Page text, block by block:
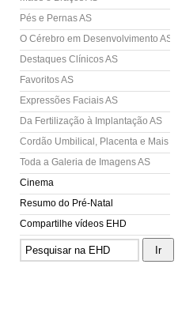
Pés e Pernas AS
O Cérebro em Desenvolvimento AS
Destaques Clínicos AS
Favoritos AS
Expressões Faciais AS
Da Fertilização à Implantação AS
Cordão Umbilical, Placenta e Mais AS
Toda a Galeria de Imagens AS
Cinema
Resumo do Pré-Natal
Compartilhe vídeos EHD